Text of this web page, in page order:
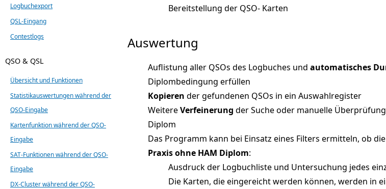
Logbuchexport
QSL-Eingang
Contestlogs
QSO & QSL
Übersicht und Funktionen
Statistikauswertungen während der
QSO-Eingabe
Kartenfunktion während der QSO-
Eingabe
SAT-Funktionen während der QSO-
Eingabe
DX-Cluster während der QSO-
Bereitstellung der QSO- Karten
Auswertung
Auflistung aller QSOs des Logbuches und automatisches
Diplombedingung erfüllen
Kopieren der gefundenen QSOs in ein Auswahlregister
WeitereVerfeinerung der Suche oder manuelle
Diplom
Das Programm kann bei Einsatz eines Filters ermitteln, ob
Praxis ohne HAM Diplom:
Ausdruck der Logbuchliste und Untersuchung jedes
Die Karten, die eingereicht werden können, werden in